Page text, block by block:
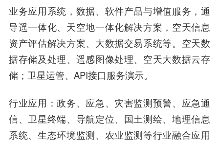
业务应用系统，数据、软件产品与增值服务，通
导遥一体化、天空地一体化解决方案，空天信息
资产评估解决方案、大数据交易系统等。空天数
据存储及处理、遥感图像处理、空天大数据云存
储；卫星运管、API接口服务演示。
行业应用 ：政务、应急、灾害监测预警、应急通
信、卫星终端、导航定位、国土测绘、地理信息
系统、生态环境监测、农业监测等行业融合应用